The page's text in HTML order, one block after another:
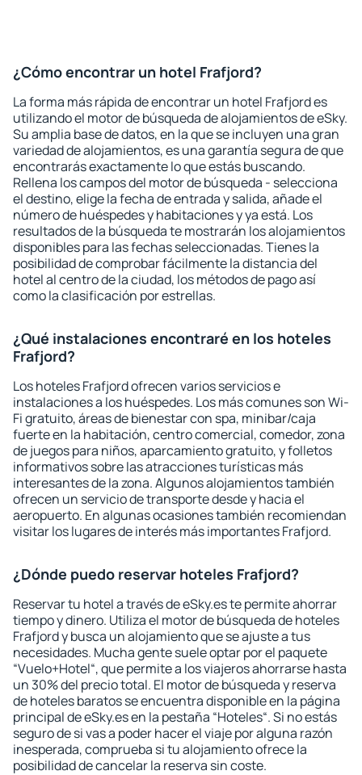
¿Cómo encontrar un hotel Frafjord?
La forma más rápida de encontrar un hotel Frafjord es
utilizando el motor de búsqueda de alojamientos de eSky.
Su amplia base de datos, en la que se incluyen una gran
variedad de alojamientos, es una garantía segura de que
encontrarás exactamente lo que estás buscando.
Rellena los campos del motor de búsqueda - selecciona
el destino, elige la fecha de entrada y salida, añade el
número de huéspedes y habitaciones y ya está. Los
resultados de la búsqueda te mostrarán los alojamientos
disponibles para las fechas seleccionadas. Tienes la
posibilidad de comprobar fácilmente la distancia del
hotel al centro de la ciudad, los métodos de pago así
como la clasificación por estrellas.
¿Qué instalaciones encontraré en los hoteles
Frafjord?
Los hoteles Frafjord ofrecen varios servicios e
instalaciones a los huéspedes. Los más comunes son Wi-
Fi gratuito, áreas de bienestar con spa, minibar/caja
fuerte en la habitación, centro comercial, comedor, zona
de juegos para niños, aparcamiento gratuito, y folletos
informativos sobre las atracciones turísticas más
interesantes de la zona. Algunos alojamientos también
ofrecen un servicio de transporte desde y hacia el
aeropuerto. En algunas ocasiones también recomiendan
visitar los lugares de interés más importantes Frafjord.
¿Dónde puedo reservar hoteles Frafjord?
Reservar tu hotel a través de eSky.es te permite ahorrar
tiempo y dinero. Utiliza el motor de búsqueda de hoteles
Frafjord y busca un alojamiento que se ajuste a tus
necesidades. Mucha gente suele optar por el paquete
“Vuelo+Hotel“, que permite a los viajeros ahorrarse hasta
un 30% del precio total. El motor de búsqueda y reserva
de hoteles baratos se encuentra disponible en la página
principal de eSky.es en la pestaña “Hoteles“. Si no estás
seguro de si vas a poder hacer el viaje por alguna razón
inesperada, comprueba si tu alojamiento ofrece la
posibilidad de cancelar la reserva sin coste.